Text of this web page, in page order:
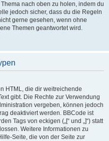
nach oben zu holen, indem du
jedoch sicher, dass du die Regeln
gerne gesehen, wenn ohne
Themen geantwortet wird.
HTML, die dir weitreichende
gibt. Die Rechte zur Verwendung
vergeben, können jedoch
deaktiviert werden. BBCode ist
Tags von eckigen („[“ und „]“) statt
Weitere Informationen zu
Seite, die von der Seite zur